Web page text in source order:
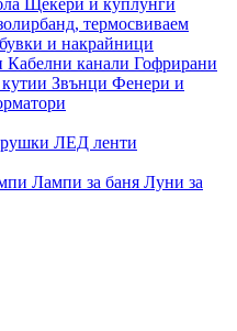
термосвиваем
и накрайници
Кабелни канали Гофрирани
Звънци Фенери и
ЛЕД ленти
Лампи за баня Луни за